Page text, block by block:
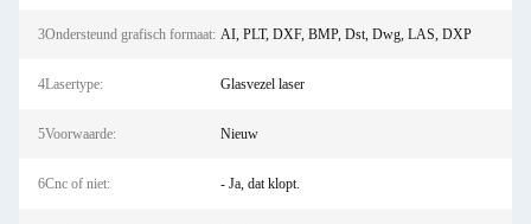
3Ondersteund grafisch formaat: AI, PLT, DXF, BMP, Dst, Dwg, LAS, DXP
4Lasertype: Glasvezel laser
5Voorwaarde: Nieuw
6Cnc of niet: - Ja, dat klopt.